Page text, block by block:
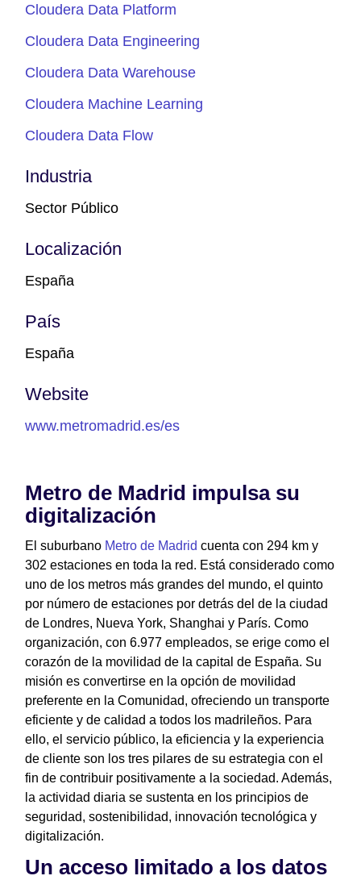
Cloudera Data Platform
Cloudera Data Engineering
Cloudera Data Warehouse
Cloudera Machine Learning
Cloudera Data Flow
Industria
Sector Público
Localización
España
País
España
Website
www.metromadrid.es/es
Metro de Madrid impulsa su
digitalización
El suburbano Metro de Madrid cuenta con 294 km y
302 estaciones en toda la red. Está considerado como
uno de los metros más grandes del mundo, el quinto
por número de estaciones por detrás del de la ciudad
de Londres, Nueva York, Shanghai y París. Como
organización, con 6.977 empleados, se erige como el
corazón de la movilidad de la capital de España. Su
misión es convertirse en la opción de movilidad
preferente en la Comunidad, ofreciendo un transporte
eficiente y de calidad a todos los madrileños. Para
ello, el servicio público, la eficiencia y la experiencia
de cliente son los tres pilares de su estrategia con el
fin de contribuir positivamente a la sociedad. Además,
la actividad diaria se sustenta en los principios de
seguridad, sostenibilidad, innovación tecnológica y
digitalización.
Un acceso limitado a los datos